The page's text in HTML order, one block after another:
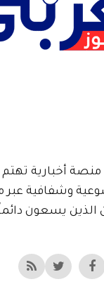
أخبارية تهتم
وشفافية
يسعون دائماً